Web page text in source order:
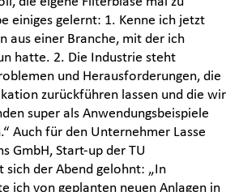
einiges gelernt: 1. Kenne ich jetzt
aus einer Branche, mit der ich
hatte. 2. Die Industrie steht
und Herausforderungen, die
zurückführen lassen und die wir
super als Anwendungsbeispiele
Auch für den Unternehmer Lasse
GmbH, Start-up der TU
sich der Abend gelohnt: „In
ich von geplanten neuen Anlagen in